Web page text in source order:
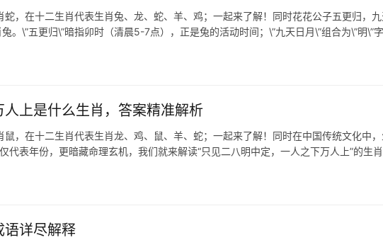
，在十二生肖代表生肖兔、龙、蛇、羊、鸡；一起来了解！同时花花公子五更归，九
。\”五更归\”暗指卯时（清晨5-7点），正是兔的活动时间；\”九天日月\”组合为\”明\”
上是什么生肖，答案精准解析
，在十二生肖代表生肖龙、鸡、鼠、羊、蛇；一起来了解！同时在中国传统文化中，
代表年份，更暗藏命理玄机，我们就来解读“只见二八明中定，一人之下万人上”的生
语详尽解释